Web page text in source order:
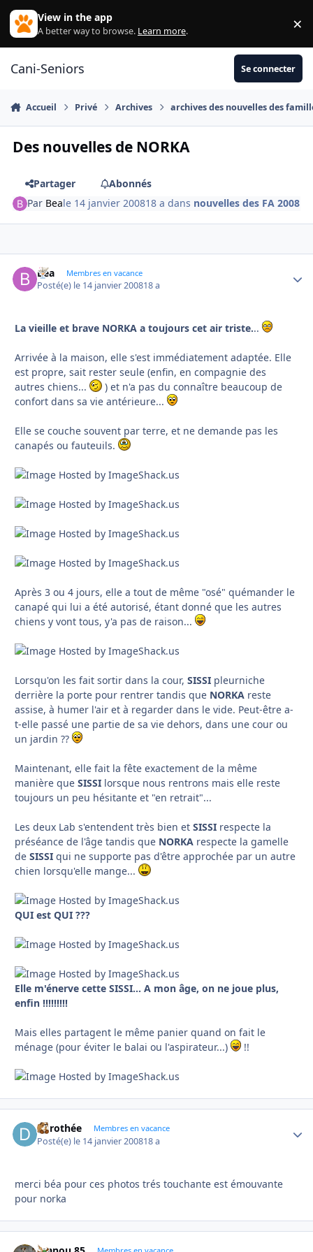
Aller au contenu
View in the app
A better way to browse. Learn more. ×
Cani-Seniors Se connecter
Accueil Privé Archives archives des nouvelles des
Des nouvelles de NORKA
Partager
Abonnés
Par Beale 14 janvier 200818 a dans nouvelles des FA 2008
Bea Membres en vacance
Posté(e) le 14 janvier 200818 a
La vieille et brave NORKA a toujours cet air triste...
Arrivée à la maison, elle s'est immédiatement adaptée. Elle
est propre, sait rester seule (enfin, en compagnie des
autres chiens...
) et n'a pas du connaître beaucoup de
confort dans sa vie antérieure...
Elle se couche souvent par terre, et ne demande pas les
canapés ou fauteuils.
Après 3 ou 4 jours, elle a tout de même "osé" quémander le
canapé qui lui a été autorisé, étant donné que les autres
chiens y vont tous, y'a pas de raison...
Lorsqu'on les fait sortir dans la cour, SISSI pleurniche
derrière la porte pour rentrer tandis que NORKA reste
assise, à humer l'air et à regarder dans le vide. Peut-être a-
t-elle passé une partie de sa vie dehors, dans une cour ou
un jardin ??
Maintenant, elle fait la fête exactement de la même
manière que SISSI lorsque nous rentrons mais elle reste
toujours un peu hésitante et "en retrait"...
Les deux Lab s'entendent très bien et SISSI respecte la
préséance de l'âge tandis que NORKA respecte la gamelle
de SISSI qui ne supporte pas d'être approchée par un autre
chien lorsqu'elle mange...
QUI est QUI ???
Elle m'énerve cette SISSI... A mon âge, on ne joue plus,
enfin !!!!!!!!!
Mais elles partagent le même panier quand on fait le
ménage (pour éviter le balai ou l'aspirateur...)
!!
dorothée Membres en vacance
Posté(e) le 14 janvier 200818 a
merci béa pour ces photos trés touchante est émouvante
pour norka